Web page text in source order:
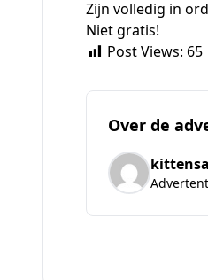
Zijn volledig in
Niet gratis!
Post Views: 65
Over de